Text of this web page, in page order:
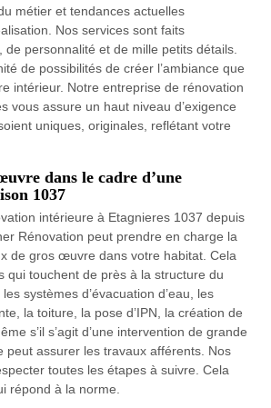
métier et tendances actuelles
Nos services sont faits
de personnalité et de mille petits détails.
de possibilités de créer l’ambiance que
intérieur. Notre entreprise de rénovation
vous assure un haut niveau d’exigence
uniques, originales, reflétant votre
dans le cadre d’une
1037
intérieure à Etagnieres 1037 depuis
Rénovation peut prendre en charge la
de gros œuvre dans votre habitat. Cela
qui touchent de près à la structure du
systèmes d’évacuation d’eau, les
la toiture, la pose d’IPN, la création de
s’il s’agit d’une intervention de grande
peut assurer les travaux afférents. Nos
toutes les étapes à suivre. Cela
répond à la norme.